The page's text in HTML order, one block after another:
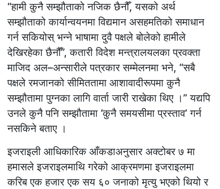
“हामी कुनै सम्झौताको नजिक छैनौँ, यसको अर्थ
सम्झौताको कार्यान्वयनमा विद्यमान असहमतिको समाधान
गर्न सकियोस् भन्ने भाषामा दुवै पक्षले बोलेको हामीले
देखिरहेका छैनौँ”, कतारी विदेश मन्त्रालयलका प्रवक्ता
माजिद अल–अन्सारीले पत्रकार सम्मेलनमा भने, “सबै
पक्षले रमजानको सीमिततामा आशावादीरूपमा कुनै
सम्झौतामा पुग्नका लागि वार्ता जारी राखेका थिए ।” यद्यपि
उनले कुनै पनि सम्झौतामा ‘कुनै समयसीमा प्रस्ताव’ गर्न
नसकिने बताए ।
इजराइली आधिकारिक आँकडाअनुसार अक्टोबर ७ मा
हमासले इजराइलमाथि गरेको आक्रमणमा इजराइलमा
करिब एक हजार एक सय ६० जनाको मृत्यु भएको थियो र